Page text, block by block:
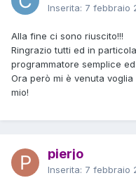
Inserita: 7 febbraio
Alla fine ci sono riuscito!!!
Ringrazio tutti ed in
programmatore semplice
Ora però mi è venuta
mio!
pierjo
Inserita: 7 febbraio